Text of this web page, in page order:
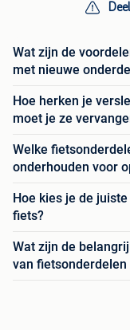
Wat zijn de
met nieuwe
Hoe herken je
moet je ze
Welke
onderhouden voor
Hoe kies je de
fiets?
Wat zijn de
van fietsonderdelen